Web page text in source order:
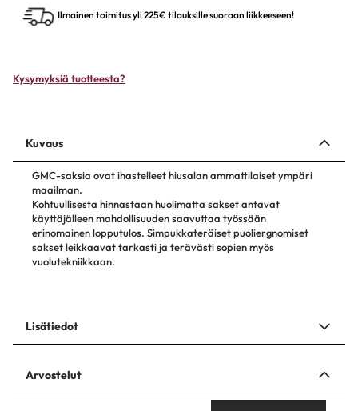
Ilmainen toimitus yli 225€ tilauksille suoraan liikkeeseen!
Kysymyksiä tuotteesta?
Kuvaus
GMC-saksia ovat ihastelleet hiusalan ammattilaiset ympäri
maailman.
Kohtuullisesta hinnastaan huolimatta sakset antavat
käyttäjälleen mahdollisuuden saavuttaa työssään
erinomainen lopputulos. Simpukkateräiset puoliergnomiset
sakset leikkaavat tarkasti ja terävästi sopien myös
vuolutekniikkaan.
Lisätiedot
Arvostelut